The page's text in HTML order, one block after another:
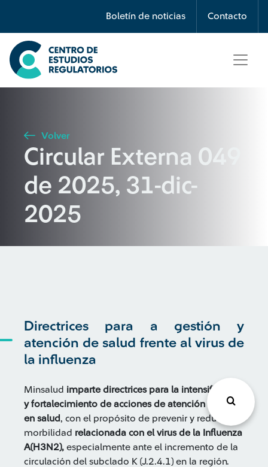
Boletín de noticias Contacto
Búsqueda
Seleccione país
Buscar
Volver
Circular Externa 049
de 2025, 31-dic-
2025
Directrices para a gestión y
atención de salud frente al virus de
la influenza
Minsalud imparte directrices para la intensificación
y fortalecimiento de acciones de atención integral
en salud, con el propósito de prevenir y reducir la
morbilidad relacionada con el virus de la Influenza
A(H3N2), especialmente ante el incremento de la
circulación del subclado K (J.2.4.1) en la región.